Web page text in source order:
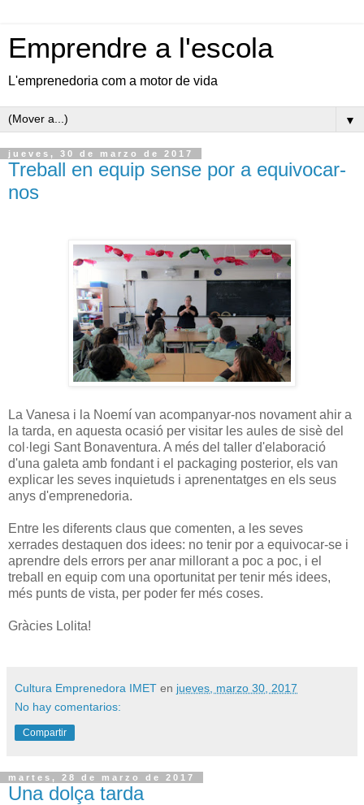
Emprendre a l'escola
L'emprenedoria com a motor de vida
▼
jueves, 30 de marzo de 2017
Treball en equip sense por a equivocar-
nos
La Vanesa i la Noemí van acompanyar-nos novament ahir a
la tarda, en aquesta ocasió per visitar les aules de sisè del
col·legi Sant Bonaventura. A més del taller d'elaboració
d'una galeta amb fondant i el packaging posterior, els van
explicar les seves inquietuds i aprenentatges en els seus
anys d'emprenedoria.
Entre les diferents claus que comenten, a les seves
xerrades destaquen dos idees: no tenir por a equivocar-se i
aprendre dels errors per anar millorant a poc a poc, i el
treball en equip com una oportunitat per tenir més idees,
més punts de vista, per poder fer més coses.
Gràcies Lolita!
Cultura Emprenedora IMET en jueves, marzo 30, 2017
No hay comentarios:
Compartir
martes, 28 de marzo de 2017
Una dolça tarda